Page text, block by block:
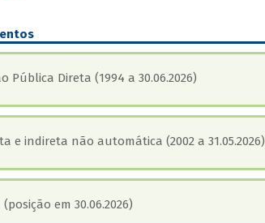
Pública Direta (1994 a 30.06.2026)
e indireta não automática (2002 a 31.05.2026)
em 30.06.2026)